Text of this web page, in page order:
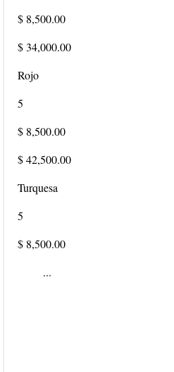
$ 8,500.00
$ 34,000.00
Rojo
5
$ 8,500.00
$ 42,500.00
Turquesa
5
$ 8,500.00
...